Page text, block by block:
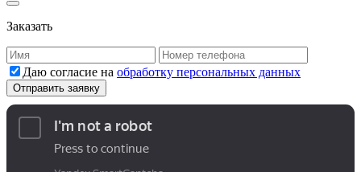
Заказать
Даю согласие на обработку персональных данных